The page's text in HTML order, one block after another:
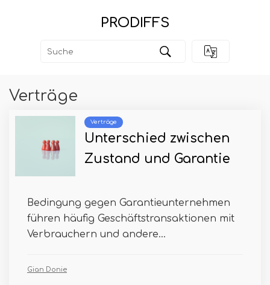
PRODIFFS
Verträge
Verträge
Unterschied zwischen
Zustand und Garantie
Bedingung gegen Garantieunternehmen
führen häufig Geschäftstransaktionen mit
Verbrauchern und andere...
Gian Donie